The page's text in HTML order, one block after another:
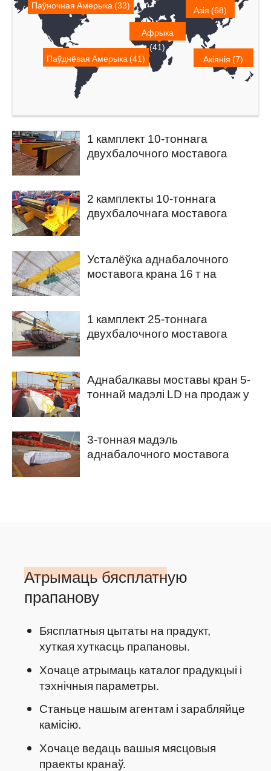
Паўночная Амерыка (33) Азія (68)
Афрыка
(41)
Паўднёвая Амерыка (41)
Акіянія (7)
1 камплект 10-тоннага
двухбалочного моставога
2 камплекты 10-тоннага
двухбалочнага моставога
Усталёўка аднабалочного
моставога крана 16 т на
1 камплект 25-тоннага
двухбалочного моставога
Аднабалкавы моставы кран 5-
тоннай мадэлі LD на продаж у
3-тонная мадэль
аднабалочного моставога
Атрымаць бясплатную
прапанову
Бясплатныя цытаты на прадукт,
хуткая хуткасць прапановы.
Хочаце атрымаць каталог прадукцыі і
тэхнічныя параметры.
Станьце нашым агентам і зарабляйце
камісію.
Хочаце ведаць вашыя мясцовыя
праекты кранаў.